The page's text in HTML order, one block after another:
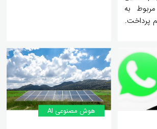
به
پرداخت.
هوش مصنوعی AI